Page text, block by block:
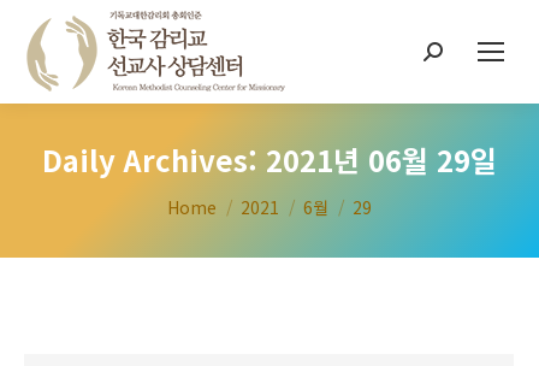
Search:
Daily Archives: 2021년 06월 29일
You are here:
Home 2021 6월 29